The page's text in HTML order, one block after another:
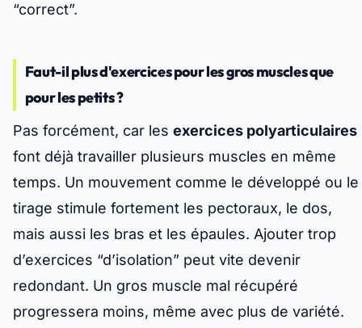
“correct”.
Faut-il plus d'exercices pour les gros muscles que
pour les petits ?
Pas forcément, car les exercices polyarticulaires
font déjà travailler plusieurs muscles en même
temps. Un mouvement comme le développé ou le
tirage stimule fortement les pectoraux, le dos,
mais aussi les bras et les épaules. Ajouter trop
d’exercices “d’isolation” peut vite devenir
redondant. Un gros muscle mal récupéré
progressera moins, même avec plus de variété.